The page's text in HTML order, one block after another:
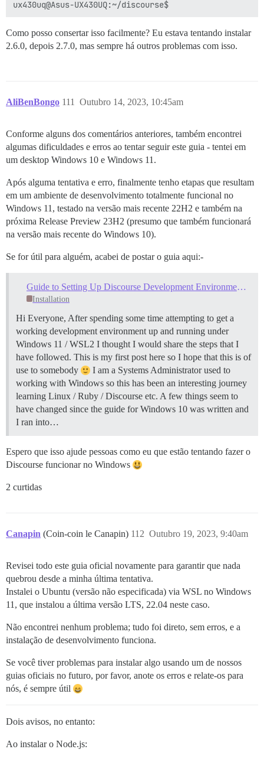
Como posso consertar isso facilmente? Eu estava tentando instalar
2.6.0, depois 2.7.0, mas sempre há outros problemas com isso.
AliBenBongo Outubro 14, 2023, 10:45am
111
Conforme alguns dos comentários anteriores, também encontrei
algumas dificuldades e erros ao tentar seguir este guia - tentei em
um desktop Windows 10 e Windows 11.
Após alguma tentativa e erro, finalmente tenho etapas que resultam
em um ambiente de desenvolvimento totalmente funcional no
Windows 11, testado na versão mais recente 22H2 e também na
próxima Release Preview 23H2 (presumo que também funcionará
na versão mais recente do Windows 10).
Se for útil para alguém, acabei de postar o guia aqui:-
Guide to Setting Up Discourse Development Environment - Windows 11
Installation
Hi Everyone, After spending some time attempting to get a
working development environment up and running under
Windows 11 / WSL2 I thought I would share the steps that I
have followed. This is my first post here so I hope that this is of
use to somebody
I am a Systems Administrator used to
working with Windows so this has been an interesting journey
learning Linux / Ruby / Discourse etc. A few things seem to
have changed since the guide for Windows 10 was written and
I ran into…
Espero que isso ajude pessoas como eu que estão tentando fazer o
Discourse funcionar no Windows
2 curtidas
Canapin (Coin-coin le Canapin) Outubro 19, 2023, 9:40am
112
Revisei todo este guia oficial novamente para garantir que nada
quebrou desde a minha última tentativa.
Instalei o Ubuntu (versão não especificada) via WSL no Windows
11, que instalou a última versão LTS, 22.04 neste caso.
Não encontrei nenhum problema; tudo foi direto, sem erros, e a
instalação de desenvolvimento funciona.
Se você tiver problemas para instalar algo usando um de nossos
guias oficiais no futuro, por favor, anote os erros e relate-os para
nós, é sempre útil
Dois avisos, no entanto:
Ao instalar o Node.js: